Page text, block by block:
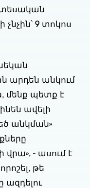
9 տոկոս
արդեն անկում
մենք պետք է
ավելի
անկման»
վրա», - ասում է
թե
ազդելու